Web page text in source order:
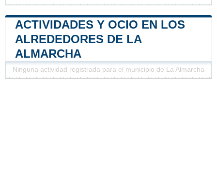
ACTIVIDADES Y OCIO EN LOS
ALREDEDORES DE LA
ALMARCHA
Ninguna actividad registrada para el municipio de La Almarcha